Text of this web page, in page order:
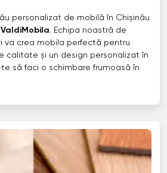
personalizat de mobilă în Chișinău
ValdiMobila. Echipa noastră de
va crea mobila perfectă pentru
calitate și un design personalizat în
să faci o schimbare frumoasă în